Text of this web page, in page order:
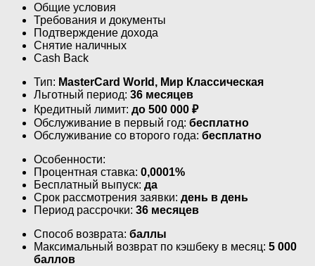
Общие условия
Требования и документы
Подтверждение дохода
Снятие наличных
Cash Back
Тип: MasterСard World, Мир Классическая
Льготный период: 36 месяцев
Кредитный лимит: до 500 000 ₽
Обслуживание в первый год: бесплатно
Обслуживание со второго года: бесплатно
Особенности:
Процентная ставка: 0,0001%
Бесплатный выпуск: да
Срок рассмотрения заявки: день в день
Период рассрочки: 36 месяцев
Способ возврата: баллы
Максимальный возврат по кэшбеку в месяц: 5 000
баллов